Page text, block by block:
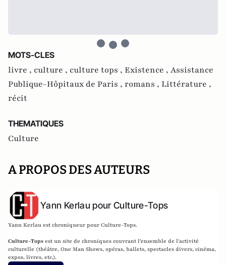
MOTS-CLES
livre , culture , culture tops , Existence , Assistance
Publique-Hôpitaux de Paris , romans , Littérature ,
récit
THEMATIQUES
Culture
A PROPOS DES AUTEURS
Yann Kerlau pour Culture-Tops
Yann Kerlau est chroniqueur pour Culture-Tops.
Culture-Tops est un site de chroniques couvrant l'ensemble de l'activité
culturelle (théâtre, One Man Shows, opéras, ballets, spectacles divers, cinéma,
expos, livres, etc.).